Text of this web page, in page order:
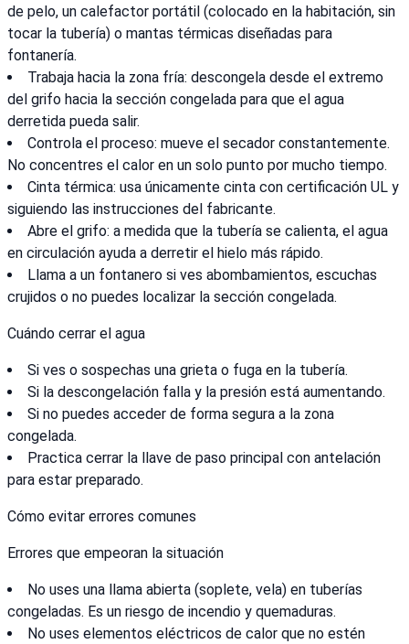
de pelo, un calefactor portátil (colocado en la habitación, sin
tocar la tubería) o mantas térmicas diseñadas para
fontanería.
Trabaja hacia la zona fría: descongela desde el extremo
del grifo hacia la sección congelada para que el agua
derretida pueda salir.
Controla el proceso: mueve el secador constantemente.
No concentres el calor en un solo punto por mucho tiempo.
Cinta térmica: usa únicamente cinta con certificación UL y
siguiendo las instrucciones del fabricante.
Abre el grifo: a medida que la tubería se calienta, el agua
en circulación ayuda a derretir el hielo más rápido.
Llama a un fontanero si ves abombamientos, escuchas
crujidos o no puedes localizar la sección congelada.
Cuándo cerrar el agua
Si ves o sospechas una grieta o fuga en la tubería.
Si la descongelación falla y la presión está aumentando.
Si no puedes acceder de forma segura a la zona
congelada.
Practica cerrar la llave de paso principal con antelación
para estar preparado.
Cómo evitar errores comunes
Errores que empeoran la situación
No uses una llama abierta (soplete, vela) en tuberías
congeladas. Es un riesgo de incendio y quemaduras.
No uses elementos eléctricos de calor que no estén